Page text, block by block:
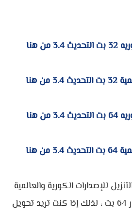
هنا
هنا
هنا
هنا
للإصدارات الكورية والعالمية
للإصدار 32 بت والإصدار 64 بت ، لذلك إذا كنت تريد تحويل